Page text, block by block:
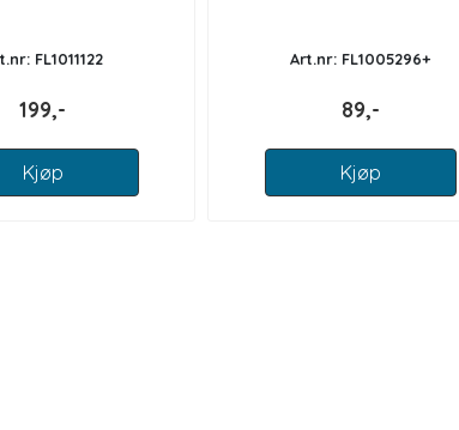
FL1011122
199,-
Kjøp
Art.nr: FL1005296+
89,-
Kjøp